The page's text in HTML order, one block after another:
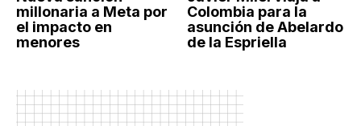
millonaria a Meta por
el impacto en
menores
Colombia para la
asunción de Abelardo
de la Espriella